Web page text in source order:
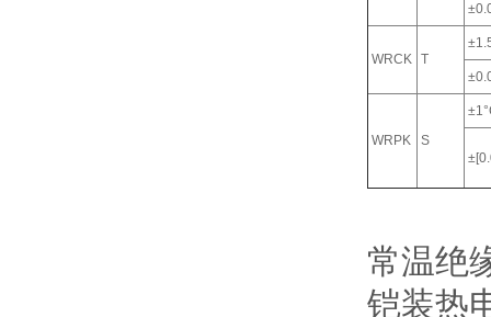
WRCK T
WRPK S
常温绝
铠装热